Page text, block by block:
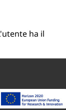
ha il